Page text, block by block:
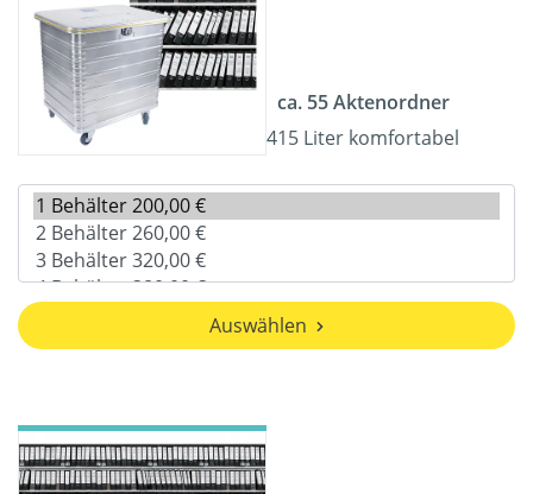
ca. 55 Aktenordner
415 Liter komfortabel
Auswählen